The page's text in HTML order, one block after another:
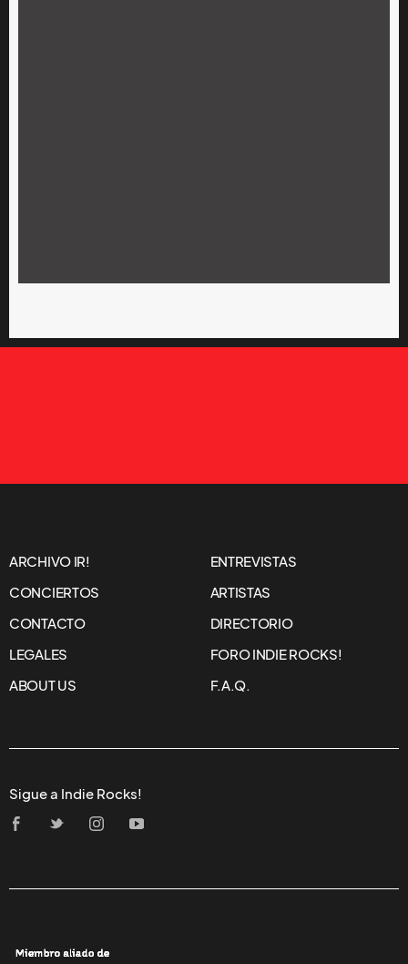
ARCHIVO IR!
ENTREVISTAS
CONCIERTOS
ARTISTAS
CONTACTO
DIRECTORIO
LEGALES
FORO INDIE ROCKS!
ABOUT US
F.A.Q.
Sigue a Indie Rocks!